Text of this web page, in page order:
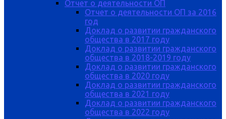
Отчет о деятельности ОП
Отчет о деятельности ОП за 2016
год
Доклад о развитии гражданского
общества в 2017 году
Доклад о развитии гражданского
общества в 2018-2019 году
Доклад о развитии гражданского
общества в 2020 году
Доклад о развитии гражданского
общества в 2021 году
Доклад о развитии гражданского
общества в 2022 году